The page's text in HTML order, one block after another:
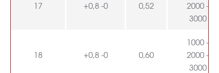
17 +0,8 -0 0,52
2000 -
3000
18 +0,8 -0 0,60
1000 -
2000 -
3000